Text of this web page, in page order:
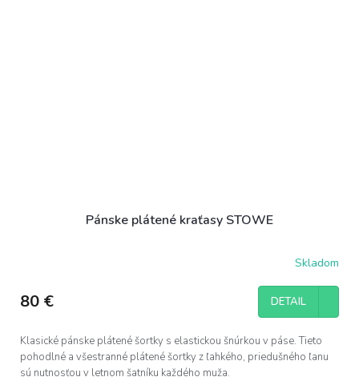
Pánske plátené kraťasy STOWE
Skladom
80 € DETAIL
Klasické pánske plátené šortky s elastickou šnúrkou v páse. Tieto
pohodlné a všestranné plátené šortky z ľahkého, priedušného ľanu
sú nutnosťou v letnom šatníku každého muža.